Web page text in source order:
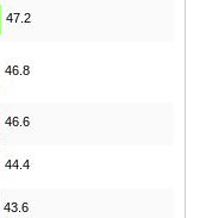
47.2
46.8
46.6
44.4
43.6